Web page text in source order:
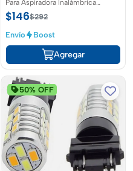
Para Aspiradora Inalámbrica
Moosoo K12,
$146$292
Envío Boost
Agregar
50% OFF